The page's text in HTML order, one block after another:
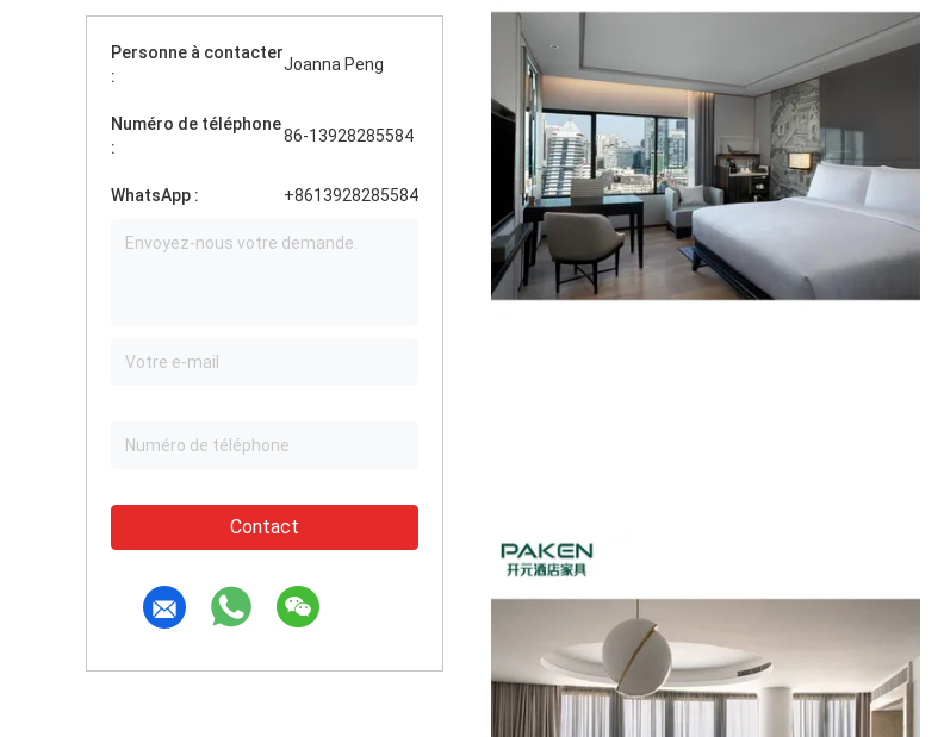
Personne à contacter
:
Joanna Peng
Numéro de téléphone
:
86-13928285584
WhatsApp : +8613928285584
Contact